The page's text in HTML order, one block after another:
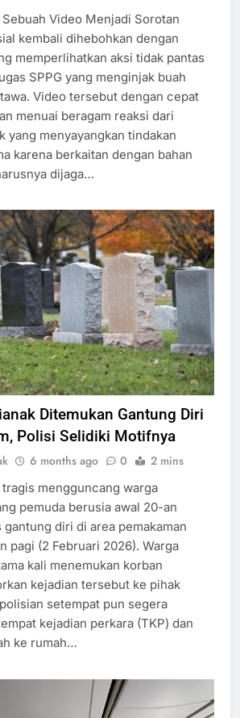
Video Menjadi Sorotan
kembali dihebohkan dengan
memperlihatkan aksi tidak pantas
SPPG yang menginjak buah
Video tersebut dengan cepat
menuai beragam reaksi dari
yang menyayangkan tindakan
karena berkaitan dengan bahan
dijaga…
Ditemukan Gantung Diri
Polisi Selidiki Motifnya
6 months ago 0 2 mins
mengguncang warga
pemuda berusia awal 20-an
diri di area pemakaman
pagi (2 Februari 2026). Warga
kali menemukan korban
kejadian tersebut ke pihak
setempat pun segera
kejadian perkara (TKP) dan
ke rumah…